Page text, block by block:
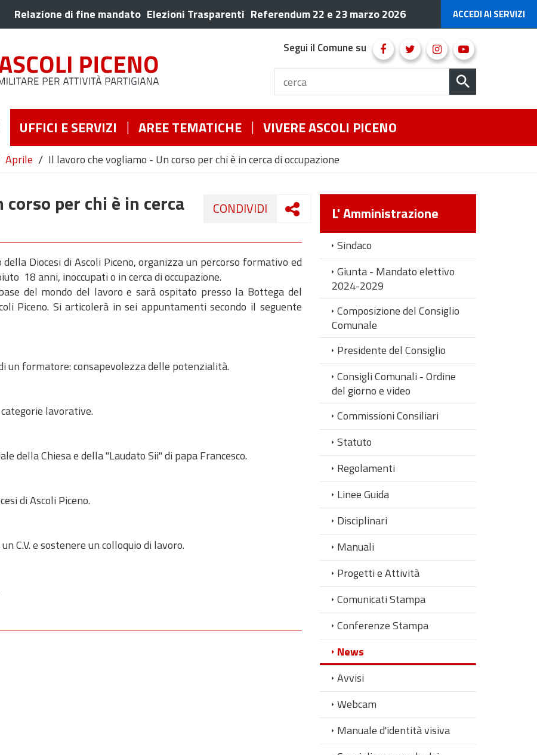
Relazione di fine mandato Elezioni Trasparenti Referendum 22 e 23 marzo 2026 ACCEDI AI SERVIZI
Segui il Comune su
UFFICI E SERVIZI AREE TEMATICHE VIVERE ASCOLI PICENO
Aprile / Il lavoro che vogliamo - Un corso per chi è in cerca di occupazione
CONDIVIDI
per chi è in cerca
Diocesi di Ascoli Piceno, organizza un percorso formativo ed
18 anni, inoccupati o in cerca di occupazione.
del mondo del lavoro e sarà ospitato presso la Bottega del
Piceno. Si articolerà in sei appuntamenti secondo il seguente
un formatore: consapevolezza delle potenzialità.
lavorative.
della Chiesa e della "Laudato Sii" di papa Francesco.
di Ascoli Piceno.
C.V. e sostenere un colloquio di lavoro.
L' Amministrazione
Sindaco
Giunta - Mandato elettivo
2024-2029
Composizione del Consiglio
Comunale
Presidente del Consiglio
Consigli Comunali - Ordine
del giorno e video
Commissioni Consiliari
Statuto
Regolamenti
Linee Guida
Disciplinari
Manuali
Progetti e Attività
Comunicati Stampa
Conferenze Stampa
News
Avvisi
Webcam
Manuale d'identità visiva